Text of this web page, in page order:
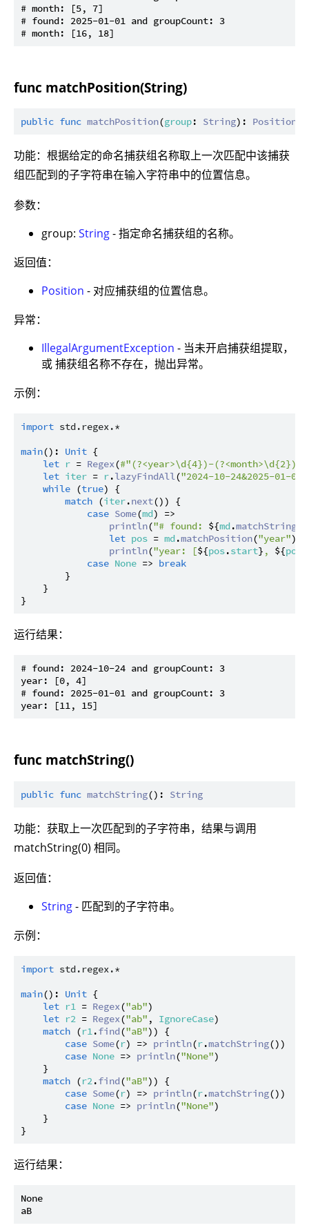
# month: [5, 7]
# found: 2025-01-01 and groupCount: 3
func matchPosition(String)
public func matchPosition(group: String): Position
功能：根据给定的命名捕获组名称取上一次匹配中该捕获
组匹配到的子字符串在输入字符串中的位置信息。
参数：
group: String- 指定命名捕获组的名称。
返回值：
Position - 对应捕获组的位置信息。
异常：
IllegalArgumentException - 当未开启捕获组提取，
或 捕获组名称不存在，抛出异常。
示例：
import std.regex.*
main(): Unit {
let r = Regex(#"(?<year>\d{4})-(?<month>\d{2})-
let iter = r.lazyFindAll("2024-10-24&2025-01-01"
while (true) {
match (iter.next()) {
case Some(md) =>
println("# found: ${md.matchString
let pos = md.matchPosition("year")
println("year: [${pos.start} , ${pos
case None => break
        }
    }
运行结果：
# found: 2024-10-24 and groupCount: 3
year: [0, 4]
# found: 2025-01-01 and groupCount: 3
func matchString()
public func matchString(): String
功能：获取上一次匹配到的子字符串，结果与调用
matchString(0) 相同。
返回值：
String- 匹配到的子字符串。
示例：
import std.regex.*
main(): Unit {
let r1 = Regex("ab")
let r2 = Regex("ab" , IgnoreCase)
match (r1.find("aB")) {
case Some(r) => println(r.matchString())
case None => println("None")
    }
match (r2.find("aB")) {
case Some(r) => println(r.matchString())
case None => println("None")
    }
运行结果：
None